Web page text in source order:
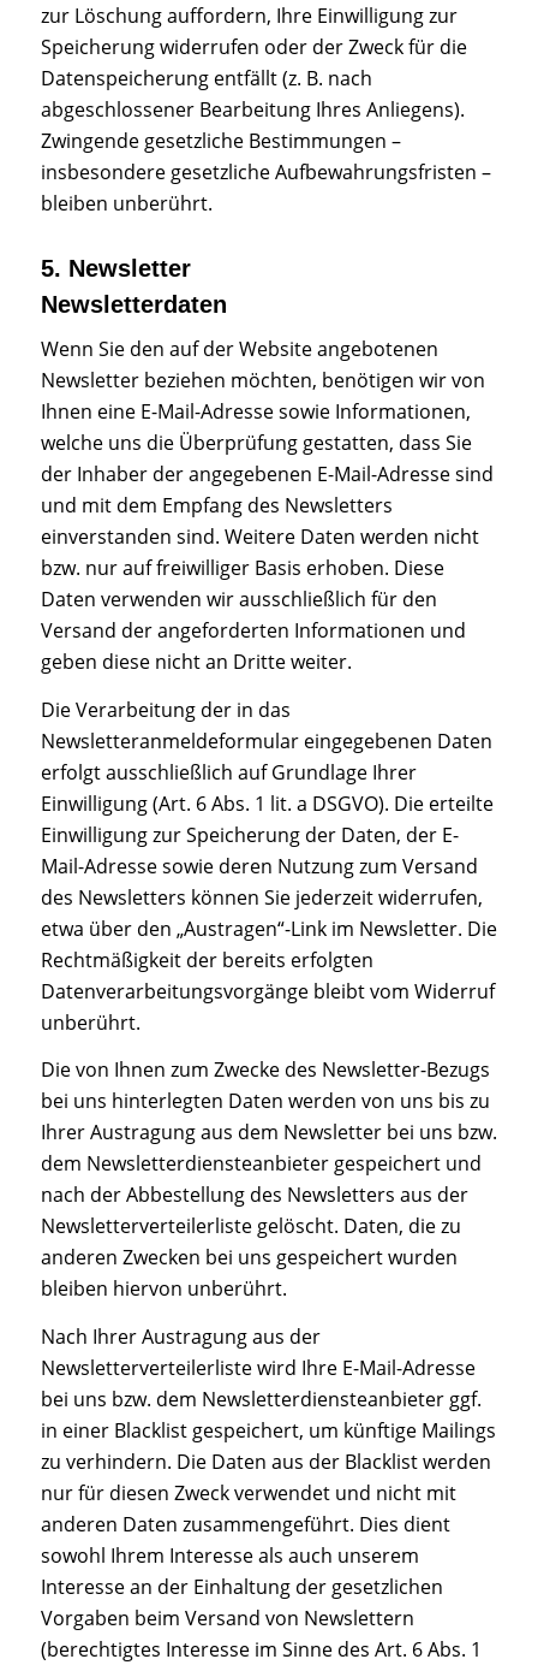
zur Löschung auffordern, Ihre Einwilligung zur
Speicherung widerrufen oder der Zweck für die
Datenspeicherung entfällt (z. B. nach
abgeschlossener Bearbeitung Ihres Anliegens).
Zwingende gesetzliche Bestimmungen –
insbesondere gesetzliche Aufbewahrungsfristen –
bleiben unberührt.
5. Newsletter
Newsletterdaten
Wenn Sie den auf der Website angebotenen
Newsletter beziehen möchten, benötigen wir von
Ihnen eine E-Mail-Adresse sowie Informationen,
welche uns die Überprüfung gestatten, dass Sie
der Inhaber der angegebenen E-Mail-Adresse sind
und mit dem Empfang des Newsletters
einverstanden sind. Weitere Daten werden nicht
bzw. nur auf freiwilliger Basis erhoben. Diese
Daten verwenden wir ausschließlich für den
Versand der angeforderten Informationen und
geben diese nicht an Dritte weiter.
Die Verarbeitung der in das
Newsletteranmeldeformular eingegebenen Daten
erfolgt ausschließlich auf Grundlage Ihrer
Einwilligung (Art. 6 Abs. 1 lit. a DSGVO). Die erteilte
Einwilligung zur Speicherung der Daten, der E-
Mail-Adresse sowie deren Nutzung zum Versand
des Newsletters können Sie jederzeit widerrufen,
etwa über den „Austragen“-Link im Newsletter. Die
Rechtmäßigkeit der bereits erfolgten
Datenverarbeitungsvorgänge bleibt vom Widerruf
unberührt.
Die von Ihnen zum Zwecke des Newsletter-Bezugs
bei uns hinterlegten Daten werden von uns bis zu
Ihrer Austragung aus dem Newsletter bei uns bzw.
dem Newsletterdiensteanbieter gespeichert und
nach der Abbestellung des Newsletters aus der
Newsletterverteilerliste gelöscht. Daten, die zu
anderen Zwecken bei uns gespeichert wurden
bleiben hiervon unberührt.
Nach Ihrer Austragung aus der
Newsletterverteilerliste wird Ihre E-Mail-Adresse
bei uns bzw. dem Newsletterdiensteanbieter ggf.
in einer Blacklist gespeichert, um künftige Mailings
zu verhindern. Die Daten aus der Blacklist werden
nur für diesen Zweck verwendet und nicht mit
anderen Daten zusammengeführt. Dies dient
sowohl Ihrem Interesse als auch unserem
Interesse an der Einhaltung der gesetzlichen
Vorgaben beim Versand von Newslettern
(berechtigtes Interesse im Sinne des Art. 6 Abs. 1